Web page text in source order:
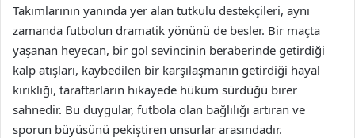
Takımlarının yanında yer alan tutkulu destekçileri, aynı
zamanda futbolun dramatik yönünü de besler. Bir maçta
yaşanan heyecan, bir gol sevincinin beraberinde getirdiği
kalp atışları, kaybedilen bir karşılaşmanın getirdiği hayal
kırıklığı, taraftarların hikayede hüküm sürdüğü birer
sahnedir. Bu duygular, futbola olan bağlılığı artıran ve
sporun büyüsünü pekiştiren unsurlar arasındadır.